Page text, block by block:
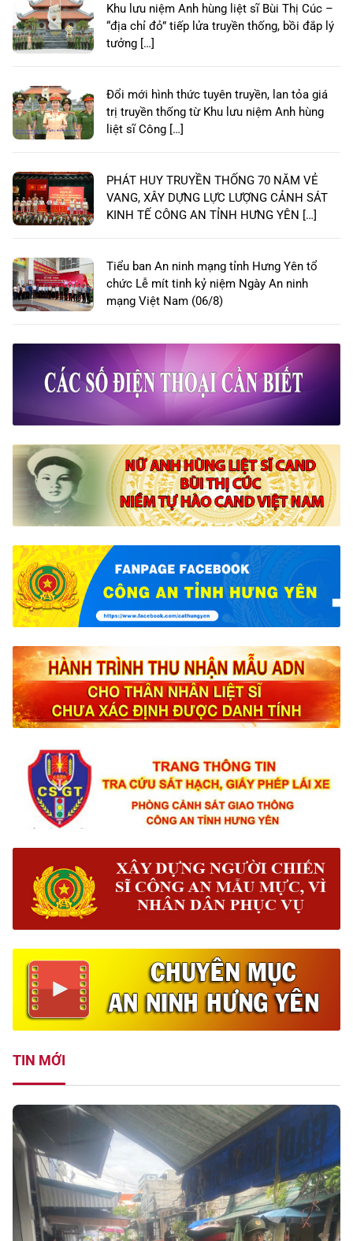
Khu lưu niệm Anh hùng liệt sĩ Bùi Thị Cúc –
“địa chỉ đỏ” tiếp lửa truyền thống, bồi đắp lý
tưởng […]
Đổi mới hình thức tuyên truyền, lan tỏa giá
trị truyền thống từ Khu lưu niệm Anh hùng
liệt sĩ Công […]
PHÁT HUY TRUYỀN THỐNG 70 NĂM VẺ
VANG, XÂY DỰNG LỰC LƯỢNG CẢNH SÁT
KINH TẾ CÔNG AN TỈNH HƯNG YÊN […]
Tiểu ban An ninh mạng tỉnh Hưng Yên tổ
chức Lễ mít tinh kỷ niệm Ngày An ninh
mạng Việt Nam (06/8)
TIN MỚI